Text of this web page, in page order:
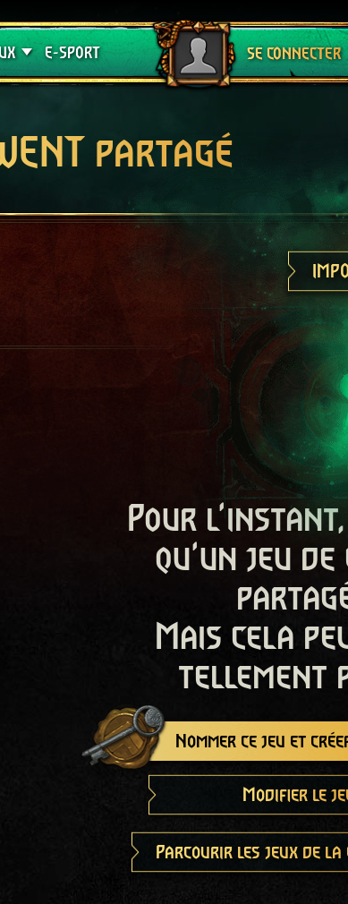
de jeux
E-SPORT SE CONNECTER
Se
partagé
Pour
qu'un jeu
Mais cela
tellement
Nommer ce jeu et
Modifier le
Parcourir les jeux de la